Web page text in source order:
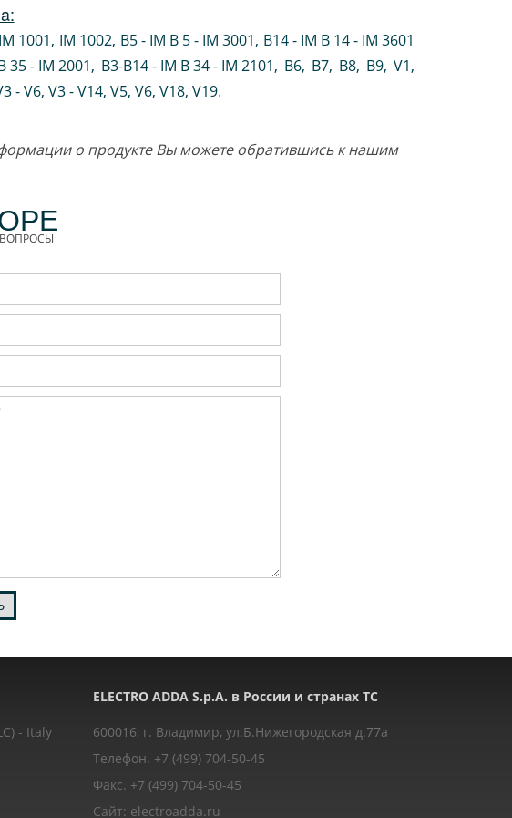
1001, IM 1002, B5 - IM B 5 - IM 3001, B14 - IM B 14 - IM 3601
35 - IM 2001, B3-B14 - IM B 34 - IM 2101, B6, B7, B8, B9, V1
- V6, V3 - V14, V5, V6, V18, V19.
о продукте Вы можете обратившись к нашим
- Italy
ELECTRO ADDA S.p.A. в России и странах ТС
600016, г. Владимир, ул.Б.Нижегородская д.77a
Телефон. +7 (499) 704-50-45
Факс. +7 (499) 704-50-45
Сайт: electroadda.ru